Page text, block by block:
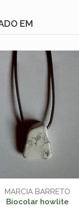
EM
MARCIA BARRETO
Biocolar howlite